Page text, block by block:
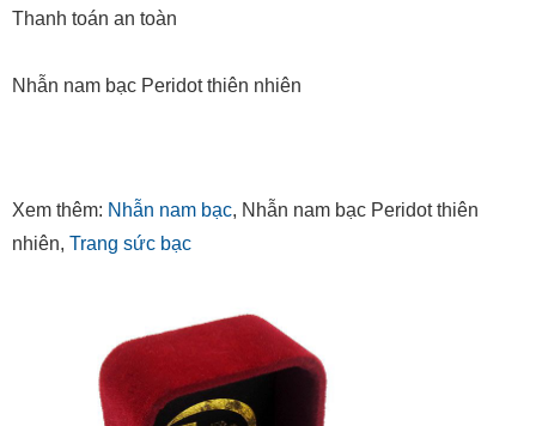
Thanh toán an toàn
Nhẫn nam bạc Peridot thiên nhiên
Xem thêm: Nhẫn nam bạc, Nhẫn nam bạc Peridot thiên
nhiên, Trang sức bạc